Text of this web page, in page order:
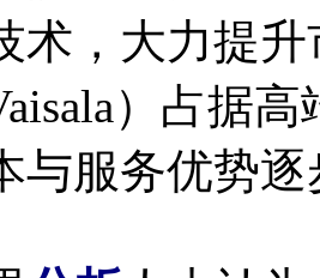
术，大力提
）占据
与服务优势